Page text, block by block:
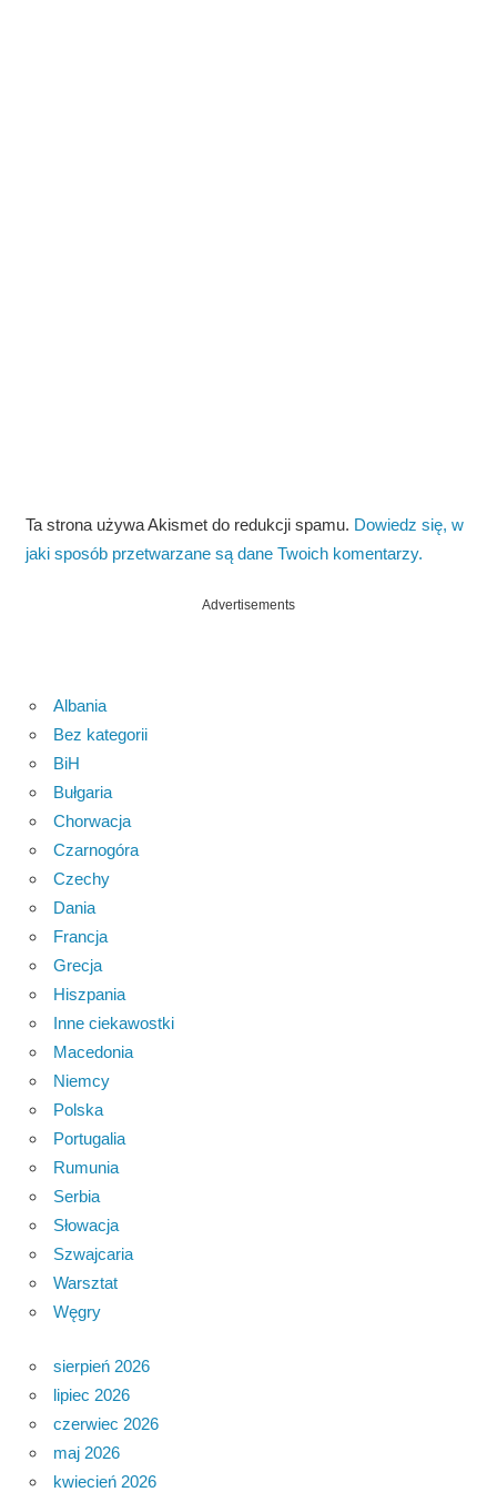
Ta strona używa Akismet do redukcji spamu. Dowiedz się, w
jaki sposób przetwarzane są dane Twoich komentarzy.
Advertisements
Albania
Bez kategorii
BiH
Bułgaria
Chorwacja
Czarnogóra
Czechy
Dania
Francja
Grecja
Hiszpania
Inne ciekawostki
Macedonia
Niemcy
Polska
Portugalia
Rumunia
Serbia
Słowacja
Szwajcaria
Warsztat
Węgry
sierpień 2026
lipiec 2026
czerwiec 2026
maj 2026
kwiecień 2026